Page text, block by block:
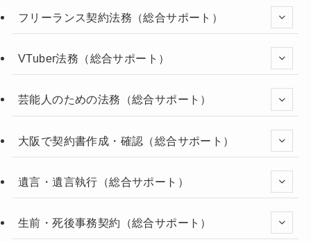
フリーランス契約法務（総合サポート）
VTuber法務（総合サポート）
芸能人のための法務（総合サポート）
大阪で契約書作成・確認（総合サポート）
遺言・遺言執行（総合サポート）
生前・死後事務契約（総合サポート）